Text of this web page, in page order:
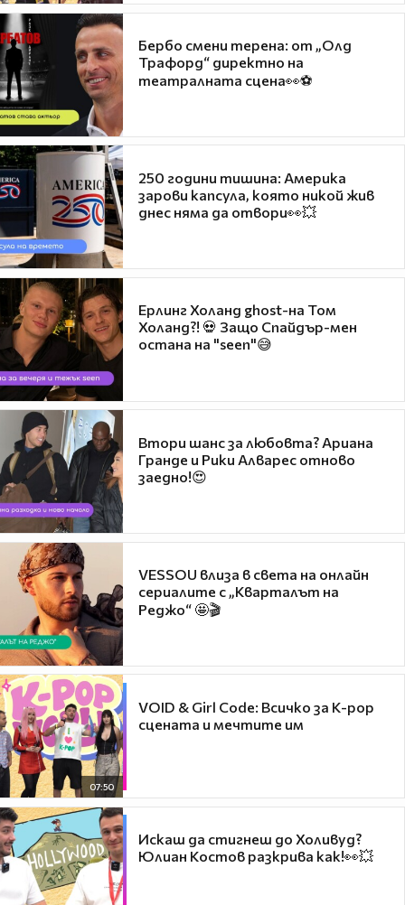
Бербо смени терена: от „Олд
Трафорд“ директно на
театралната сцена👀⚽
250 години тишина: Америка
зарови капсула, която никой жив
днес няма да отвори👀💥
Ерлинг Холанд ghost-на Том
Холанд?! 💀 Защо Спайдър-мен
остана на "seen"😅
Втори шанс за любовта? Ариана
Гранде и Рики Алварес отново
заедно!😍
VESSOU влиза в света на онлайн
сериалите с „Кварталът на
Реджо“ 🤩🎬
07:50
VOID & Girl Code: Всичко за K-pop
сцената и мечтите им
Искаш да стигнеш до Холивуд?
Юлиан Костов разкрива как!👀💥